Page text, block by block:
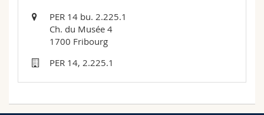
Sciences de l'éducation et de la formation
Sciences et médecine
Interfacultaire
Chercheurs
Collaborateurs
Doctorants
Bibliothèques
Webmail
Programme des cours
PER 14 bu. 2.225.1
Ch. du Musée 4
1700 Fribourg
PER 14, 2.225.1